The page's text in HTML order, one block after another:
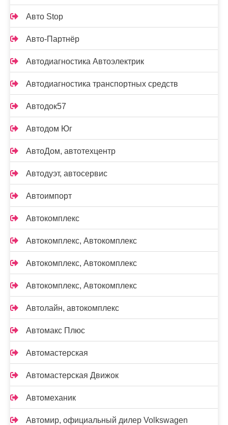
Авто Stop
Авто-Партнёр
Автодиагностика Автоэлектрик
Автодиагностика транспортных средств
Автодок57
Автодом Юг
АвтоДом, автотехцентр
Автодуэт, автосервис
Автоимпорт
Автокомплекс
Автокомплекс, Автокомплекс
Автокомплекс, Автокомплекс
Автокомплекс, Автокомплекс
Автолайн, автокомплекс
Автомакс Плюс
Автомастерская
Автомастерская Движок
Автомеханик
Автомир, официальный дилер Volkswagen